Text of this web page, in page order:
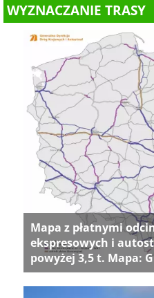
WYZNACZANIE TRASY
Mapa z płatnymi
ekspresowych i
powyżej 3,5 t. Mapa: